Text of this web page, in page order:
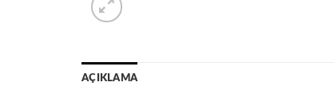
AÇIKLAMA